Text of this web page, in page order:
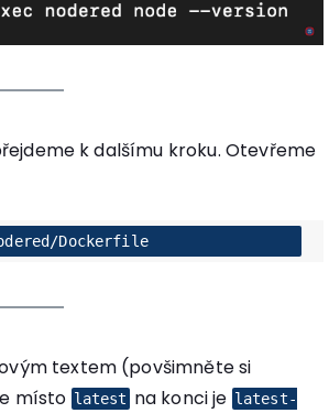
k dalšímu kroku. Otevřeme
Dockerfile
textem (povšimněte si
místo latest na konci je latest-